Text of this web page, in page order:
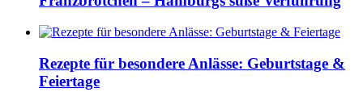
Rezepte für besondere Anlässe: Geburtstage &
Feiertage